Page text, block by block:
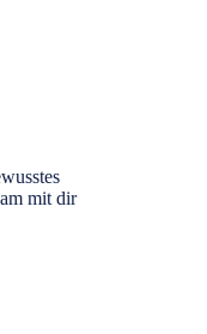
mit dir